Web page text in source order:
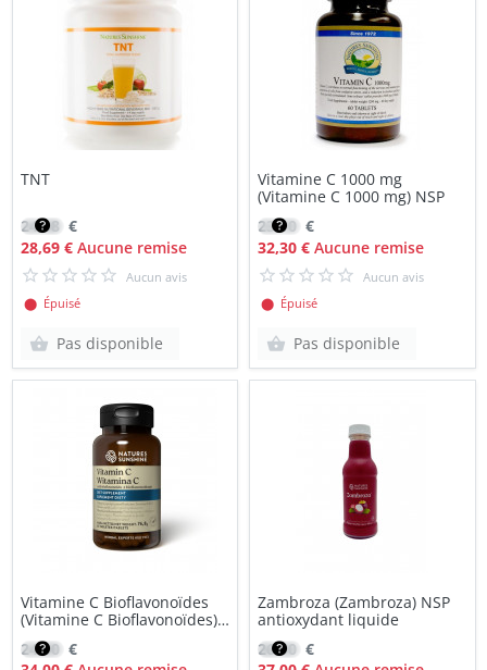
TNT
24,38 €
28,69 €Aucune remise
Aucun avis
⬤ Épuisé
Pas disponible
Vitamine C 1000 mg
(Vitamine C 1000 mg) NSP
23,10 €
32,30 € Aucune remise
Aucun avis
⬤ Épuisé
Pas disponible
Vitamine C Bioflavonoïdes
(Vitamine C Bioflavonoïdes)
NSP
24,00 €
Zambroza (Zambroza) NSP
antioxydant liquide
26,50 €